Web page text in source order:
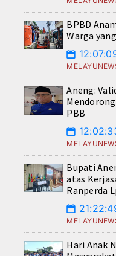
BPBD
Warga
📅
Aneng:
PBB
📅
Bupati
atas
Ranperda
📅
Hari Anak